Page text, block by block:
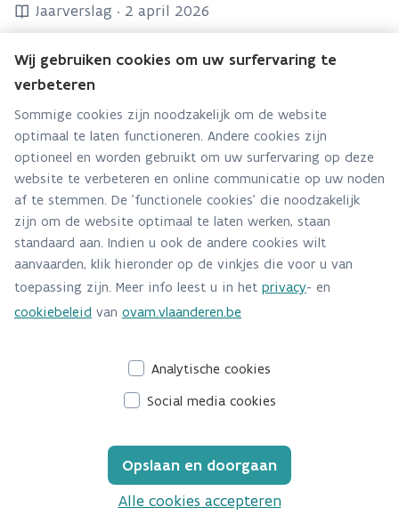
Jaarverslag · 2 april 2026
OVAM tijdens een werkingsjaar. Het addendum focust op de
Wij gebruiken cookies om uw surfervaring te
verbeteren
Sommige cookies zijn noodzakelijk om de website
optimaal te laten functioneren. Andere cookies zijn
optioneel en worden gebruikt om uw surfervaring op deze
website te verbeteren en online communicatie op uw noden
af te stemmen. De 'functionele cookies' die noodzakelijk
zijn om de website optimaal te laten werken, staan
standaard aan. Indien u ook de andere cookies wilt
aanvaarden, klik hieronder op de vinkjes die voor u van
toepassing zijn. Meer info leest u in het privacy- en
cookiebeleid van ovam.vlaanderen.be
Analytische cookies
Social media cookies
Opslaan en doorgaan
Alle cookies accepteren